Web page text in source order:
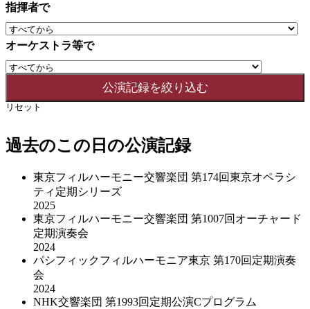
指揮者で
オーケストラ等で
リセット
過去のこの日の公演記録
東京フィルハーモニー交響楽団 第174回東京オペラシ
ティ定期シリーズ
2025
東京フィルハーモニー交響楽団 第1007回オーチャード
定期演奏会
2024
パシフィックフィルハーモニア東京 第170回定期演奏
会
2024
NHK交響楽団 第1993回定期公演Cプログラム